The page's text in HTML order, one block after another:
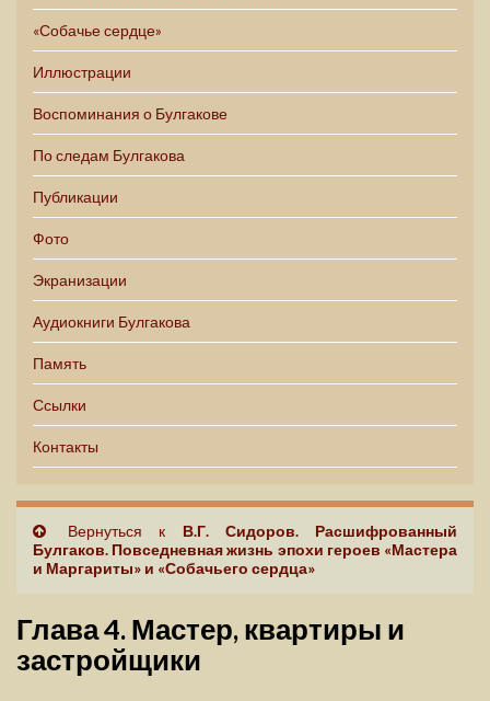
«Собачье сердце»
Иллюстрации
Воспоминания о Булгакове
По следам Булгакова
Публикации
Фото
Экранизации
Аудиокниги Булгакова
Память
Ссылки
Контакты
Вернуться к В.Г. Сидоров. Расшифрованный
Булгаков. Повседневная жизнь эпохи героев «Мастера
и Маргариты» и «Собачьего сердца»
Глава 4. Мастер, квартиры и
застройщики